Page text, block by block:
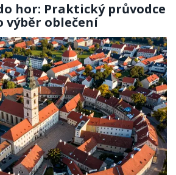
hor: Praktický průvodce
výběr oblečení